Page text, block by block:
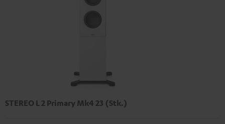
STEREO L 2 Primary Mk4 23 (Stk.)